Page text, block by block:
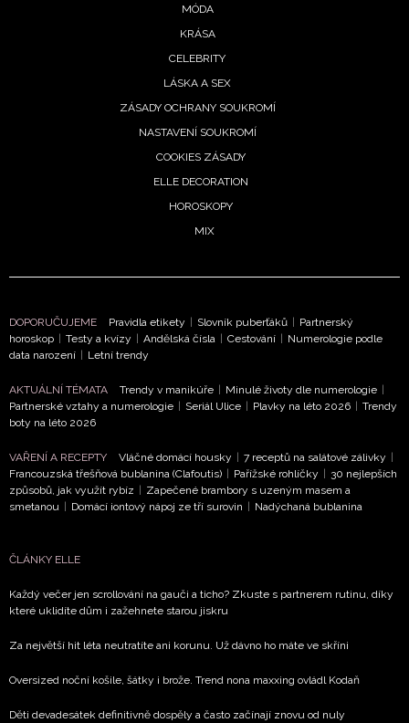
MÓDA
KRÁSA
CELEBRITY
LÁSKA A SEX
ZÁSADY OCHRANY SOUKROMÍ
NASTAVENÍ SOUKROMÍ
COOKIES ZÁSADY
ELLE DECORATION
HOROSKOPY
MIX
DOPORUČUJEME Pravidla etikety | Slovník puberťáků | Partnerský
horoskop | Testy a kvízy | Andělská čísla | Cestování | Numerologie podle
data narození | Letní trendy
AKTUÁLNÍ TÉMATA Trendy v manikúře | Minulé životy dle numerologie |
Partnerské vztahy a numerologie | Seriál Ulice | Plavky na léto 2026 | Trendy
boty na léto 2026
VAŘENÍ A RECEPTY Vláčné domácí housky | 7 receptů na salátové zálivky |
Francouzská třešňová bublanina (Clafoutis) | Pařížské rohlíčky | 30 nejlepších
způsobů, jak využít rybíz | Zapečené brambory s uzeným masem a
smetanou | Domácí iontový nápoj ze tří surovin | Nadýchaná bublanina
ČLÁNKY ELLE
Každý večer jen scrollování na gauči a ticho? Zkuste s partnerem rutinu, díky
které uklidíte dům i zažehnete starou jiskru
Za největší hit léta neutratíte ani korunu. Už dávno ho máte ve skříni
Oversized noční košile, šátky i brože. Trend nona maxxing ovládl Kodaň
Děti devadesátek definitivně dospěly a často začínají znovu od nuly